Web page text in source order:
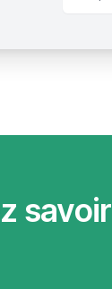
savoir